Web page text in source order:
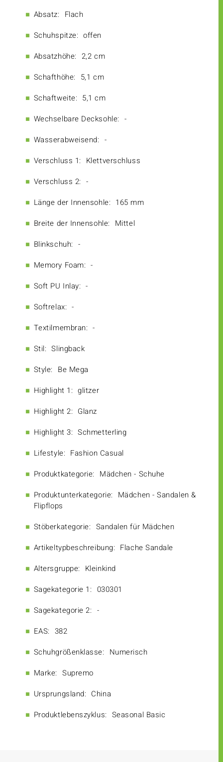
Absatz: Flach
Schuhspitze: offen
Absatzhöhe: 2,2 cm
Schafthöhe: 5,1 cm
Schaftweite: 5,1 cm
Wechselbare Decksohle: -
Wasserabweisend: -
Verschluss 1: Klettverschluss
Verschluss 2: -
Länge der Innensohle: 165 mm
Breite der Innensohle: Mittel
Blinkschuh: -
Memory Foam: -
Soft PU Inlay: -
Softrelax: -
Textilmembran: -
Stil: Slingback
Style: Be Mega
Highlight 1: glitzer
Highlight 2: Glanz
Highlight 3: Schmetterling
Lifestyle: Fashion Casual
Produktkategorie: Mädchen - Schuhe
Produktunterkategorie: Mädchen - Sandalen &
Flipflops
Stöberkategorie: Sandalen für Mädchen
Artikeltypbeschreibung: Flache Sandale
Altersgruppe: Kleinkind
Sagekategorie 1: 030301
Sagekategorie 2: -
EAS: 382
Schuhgrößenklasse: Numerisch
Marke: Supremo
Ursprungsland: China
Produktlebenszyklus: Seasonal Basic